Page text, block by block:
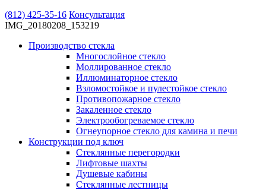
(812) 425-35-16 Консультация
IMG_20180208_153219
Производство стекла
Многослойное стекло
Моллированное стекло
Иллюминаторное стекло
Взломостойкое и пулестойкое стекло
Противопожарное стекло
Закаленное стекло
Электрообогреваемое стекло
Огнеупорное стекло для камина и печи
Конструкции под ключ
Стеклянные перегородки
Лифтовые шахты
Душевые кабины
Cтеклянные лестницы